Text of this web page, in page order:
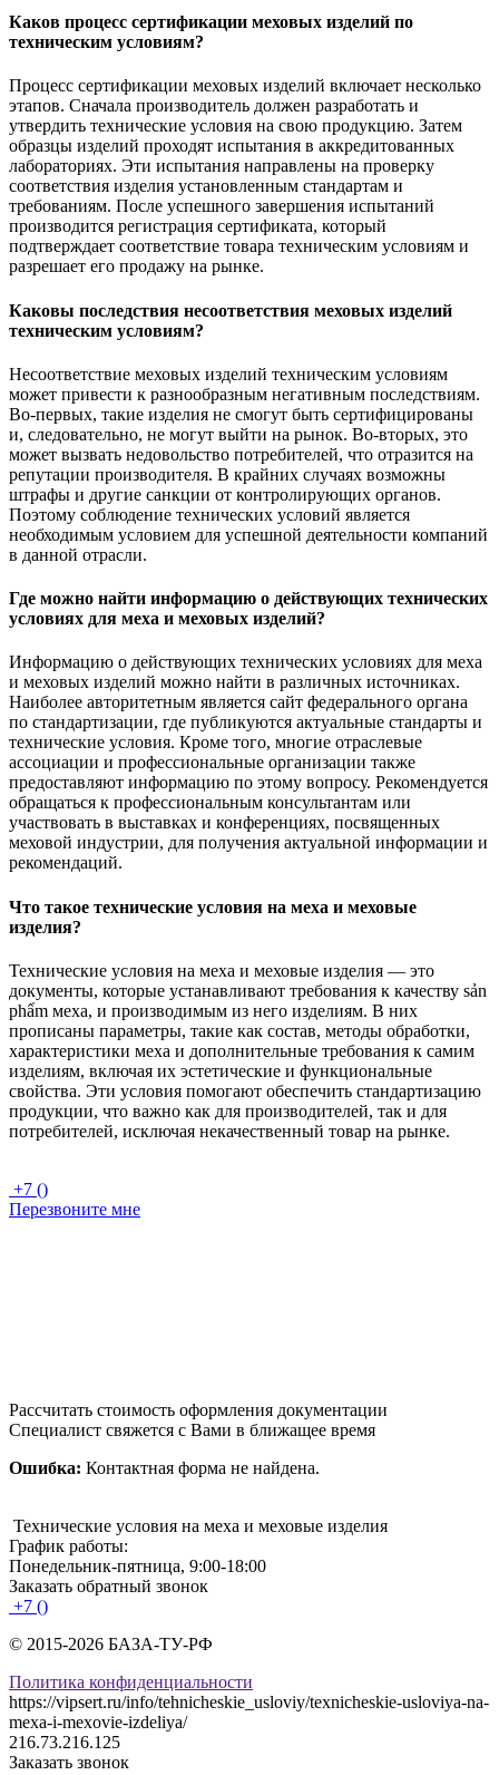
Каков процесс сертификации меховых изделий по
техническим условиям?
Процесс сертификации меховых изделий включает несколько
этапов. Сначала производитель должен разработать и
утвердить технические условия на свою продукцию. Затем
образцы изделий проходят испытания в аккредитованных
лабораториях. Эти испытания направлены на проверку
соответствия изделия установленным стандартам и
требованиям. После успешного завершения испытаний
производится регистрация сертификата, который
подтверждает соответствие товара техническим условиям и
разрешает его продажу на рынке.
Каковы последствия несоответствия меховых изделий
техническим условиям?
Несоответствие меховых изделий техническим условиям
может привести к разнообразным негативным последствиям.
Во-первых, такие изделия не смогут быть сертифицированы
и, следовательно, не могут выйти на рынок. Во-вторых, это
может вызвать недовольство потребителей, что отразится на
репутации производителя. В крайних случаях возможны
штрафы и другие санкции от контролирующих органов.
Поэтому соблюдение технических условий является
необходимым условием для успешной деятельности компаний
в данной отрасли.
Где можно найти информацию о действующих технических
условиях для меха и меховых изделий?
Информацию о действующих технических условиях для меха
и меховых изделий можно найти в различных источниках.
Наиболее авторитетным является сайт федерального органа
по стандартизации, где публикуются актуальные стандарты и
технические условия. Кроме того, многие отраслевые
ассоциации и профессиональные организации также
предоставляют информацию по этому вопросу. Рекомендуется
обращаться к профессиональным консультантам или
участвовать в выставках и конференциях, посвященных
меховой индустрии, для получения актуальной информации и
рекомендаций.
Что такое технические условия на меха и меховые
изделия?
Технические условия на меха и меховые изделия — это
документы, которые устанавливают требования к качеству sản
phẩm меха, и производимым из него изделиям. В них
прописаны параметры, такие как состав, методы обработки,
характеристики меха и дополнительные требования к самим
изделиям, включая их эстетические и функциональные
свойства. Эти условия помогают обеспечить стандартизацию
продукции, что важно как для производителей, так и для
потребителей, исключая некачественный товар на рынке.
+7 ()
Перезвоните мне
Рассчитать стоимость оформления документации
Специалист свяжется с Вами в ближащее время
Ошибка: Контактная форма не найдена.
Технические условия на меха и меховые изделия
График работы:
Понедельник-пятница, 9:00-18:00
Заказать обратный звонок
+7 ()
© 2015-2026 БАЗА-ТУ-РФ
Политика конфиденциальности
https://vipsert.ru/info/tehnicheskie_usloviy/texnicheskie-usloviya-na-
mexa-i-mexovie-izdeliya/
216.73.216.125
Заказать звонок